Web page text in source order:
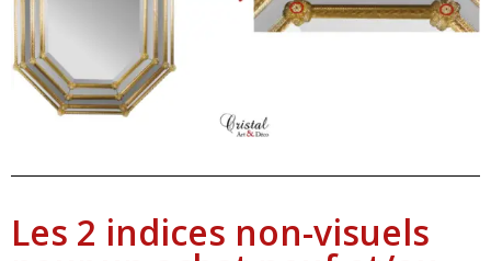
Les 2 indices non-visuels